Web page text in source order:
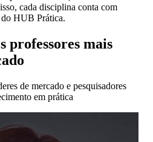
cada disciplina conta com
do HUB Prática.
professores mais
de mercado e pesquisadores
em prática